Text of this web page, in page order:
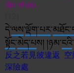
lẫn nhau.
དེ་ལས་ལྡོག་པར་
སྟོང་མེད་པས། །ཉམ་ངའི
反之若見彼違返
深險處